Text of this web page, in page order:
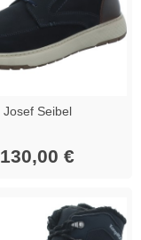
Josef Seibel
130,00 €